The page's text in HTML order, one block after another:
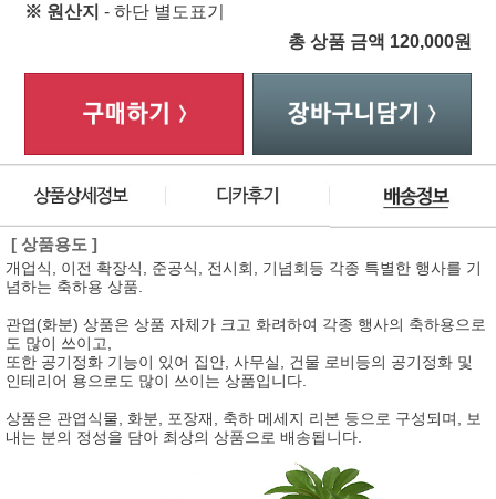
※ 원산지 - 하단 별도표기
총 상품 금액 120,000원
[ 상품용도 ]
개업식, 이전 확장식, 준공식, 전시회, 기념회등 각종 특별한 행사를 기
념하는 축하용 상품.
관엽(화분) 상품은 상품 자체가 크고 화려하여 각종 행사의 축하용으로
도 많이 쓰이고,
또한 공기정화 기능이 있어 집안, 사무실, 건물 로비등의 공기정화 및
인테리어 용으로도 많이 쓰이는 상품입니다.
상품은 관엽식물, 화분, 포장재, 축하 메세지 리본 등으로 구성되며, 보
내는 분의 정성을 담아 최상의 상품으로 배송됩니다.